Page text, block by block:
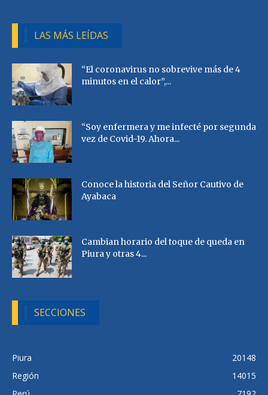
LAS MÁS LEÍDAS
“El coronavirus no sobrevive más de 4
minutos en el calor”,...
“Soy enfermera y me infecté por segunda
vez de Covid-19. Ahora...
Conoce la historia del Señor Cautivo de
Ayabaca
Cambian horario del toque de queda en
Piura y otras 4...
SECCIONES
Piura
20148
Región
14015